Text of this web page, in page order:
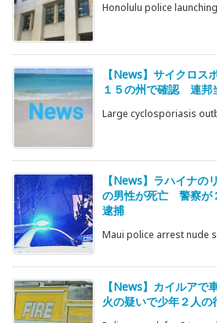
Honolulu police
【News】サイクロ
１５の州で確認 連邦
Large cyclosporiasis
【News】ラハイナの
の男性が死亡 警察が
逮捕
Maui police arrest nude
【News】カイルア
火の疑いで少年２人の